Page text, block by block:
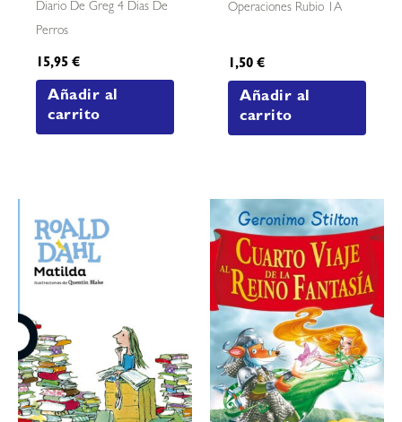
Diario De Greg 4 Dias De
Perros
15,95€
Añadir al
carrito
Operaciones Rubio 1A
1,50€
Añadir al
carrito